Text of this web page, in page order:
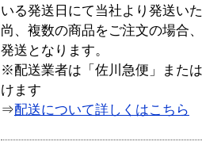
いる発送日にて当社より発送い
尚、複数の商品をご注文の場合
発送となります。
※配送業者は「佐川急便」また
けます
⇒配送について詳しくはこちら